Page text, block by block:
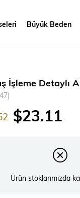
Büyük Beden
İşleme Detaylı
$23.11
Ürün stoklarımızda